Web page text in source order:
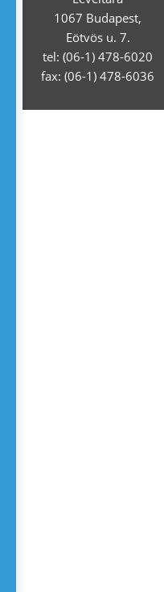
1067 Budapest,
Eötvös u. 7.
tel: (06-1) 478-6020
fax: (06-1) 478-6036